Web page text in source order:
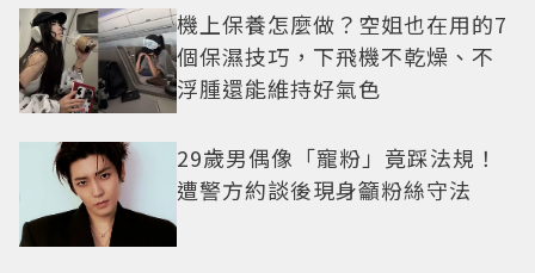
機上保養怎麼做？空姐也在用的7
個保濕技巧，下飛機不乾燥、不
浮腫還能維持好氣色
29歲男偶像「寵粉」竟踩法規！
遭警方約談後現身籲粉絲守法